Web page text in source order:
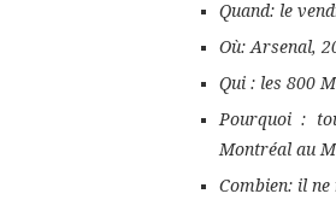
Quand: le
Où: Arsenal,
Qui : les 800
Pourquoi :
Montréal au
Combien: il ne